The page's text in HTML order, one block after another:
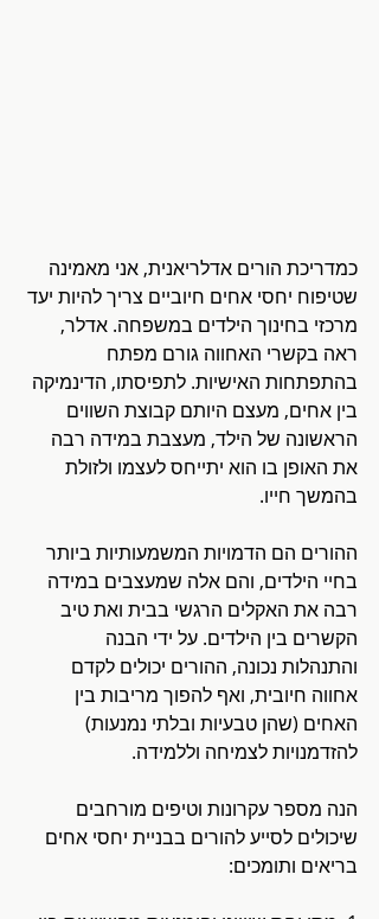
כמדריכת הורים אדלריאנית, אני מאמינה
שטיפוח יחסי אחים חיוביים צריך להיות יעד
מרכזי בחינוך הילדים במשפחה. אדלר,
ראה בקשרי האחווה גורם מפתח
בהתפתחות האישיות. לתפיסתו, הדינמיקה
בין אחים, מעצם היותם קבוצת השווים
הראשונה של הילד, מעצבת במידה רבה
את האופן בו הוא יתייחס לעצמו ולזולת
בהמשך חייו.
ההורים הם הדמויות המשמעותיות ביותר
בחיי הילדים, והם אלה שמעצבים במידה
רבה את האקלים הרגשי בבית ואת טיב
הקשרים בין הילדים. על ידי הבנה
והתנהלות נכונה, ההורים יכולים לקדם
אחווה חיובית, ואף להפוך מריבות בין
האחים (שהן טבעיות ובלתי נמנעות)
להזדמנויות לצמיחה וללמידה.
הנה מספר עקרונות וטיפים מורחבים
שיכולים לסייע להורים בבניית יחסי אחים
בריאים ותומכים: